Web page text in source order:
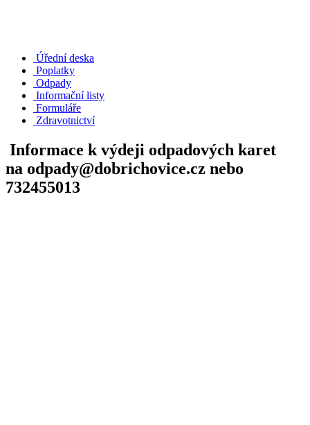
Úřední deska
Poplatky
Odpady
Informační listy
Formuláře
Zdravotnictví
Informace k výdeji odpadových karet
na odpady@dobrichovice.cz nebo
732455013